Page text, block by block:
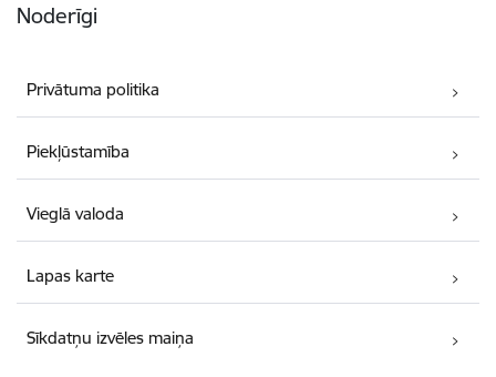
Noderīgi
Privātuma politika
Piekļūstamība
Vieglā valoda
Lapas karte
Sīkdatņu izvēles maiņa